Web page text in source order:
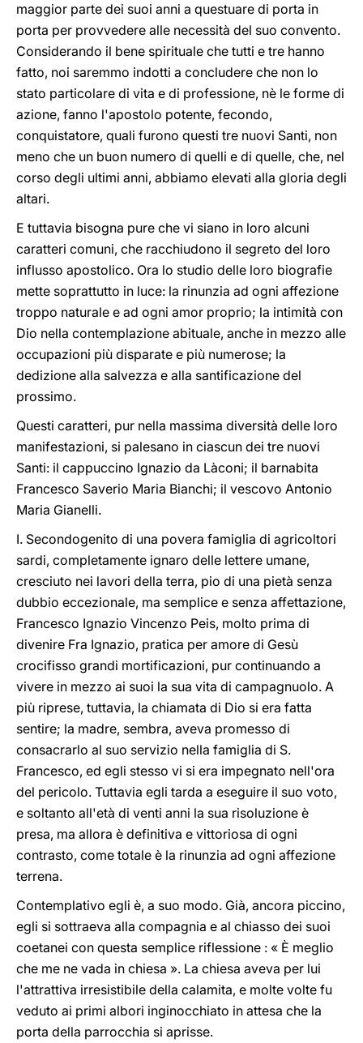
maggior parte dei suoi anni a questuare di porta in
porta per provvedere alle necessità del suo convento.
Considerando il bene spirituale che tutti e tre hanno
fatto, noi saremmo indotti a concludere che non lo
stato particolare di vita e di professione, nè le forme di
azione, fanno l'apostolo potente, fecondo,
conquistatore, quali furono questi tre nuovi Santi, non
meno che un buon numero di quelli e di quelle, che, nel
corso degli ultimi anni, abbiamo elevati alla gloria degli
altari.
E tuttavia bisogna pure che vi siano in loro alcuni
caratteri comuni, che racchiudono il segreto del loro
influsso apostolico. Ora lo studio delle loro biografie
mette soprattutto in luce: la rinunzia ad ogni affezione
troppo naturale e ad ogni amor proprio; la intimità con
Dio nella contemplazione abituale, anche in mezzo alle
occupazioni più disparate e più numerose; la
dedizione alla salvezza e alla santificazione del
prossimo.
Questi caratteri, pur nella massima diversità delle loro
manifestazioni, si palesano in ciascun dei tre nuovi
Santi: il cappuccino Ignazio da Làconi; il barnabita
Francesco Saverio Maria Bianchi; il vescovo Antonio
Maria Gianelli.
I. Secondogenito di una povera famiglia di agricoltori
sardi, completamente ignaro delle lettere umane,
cresciuto nei lavori della terra, pio di una pietà senza
dubbio eccezionale, ma semplice e senza affettazione,
Francesco Ignazio Vincenzo Peis, molto prima di
divenire Fra Ignazio, pratica per amore di Gesù
crocifisso grandi mortificazioni, pur continuando a
vivere in mezzo ai suoi la sua vita di campagnuolo. A
più riprese, tuttavia, la chiamata di Dio si era fatta
sentire; la madre, sembra, aveva promesso di
consacrarlo al suo servizio nella famiglia di S.
Francesco, ed egli stesso vi si era impegnato nell'ora
del pericolo. Tuttavia egli tarda a eseguire il suo voto,
e soltanto all'età di venti anni la sua risoluzione è
presa, ma allora è definitiva e vittoriosa di ogni
contrasto, come totale è la rinunzia ad ogni affezione
terrena.
Contemplativo egli è, a suo modo. Già, ancora piccino,
egli si sottraeva alla compagnia e al chiasso dei suoi
coetanei con questa semplice riflessione : « È meglio
che me ne vada in chiesa ». La chiesa aveva per lui
l'attrattiva irresistibile della calamita, e molte volte fu
veduto ai primi albori inginocchiato in attesa che la
porta della parrocchia si aprisse.